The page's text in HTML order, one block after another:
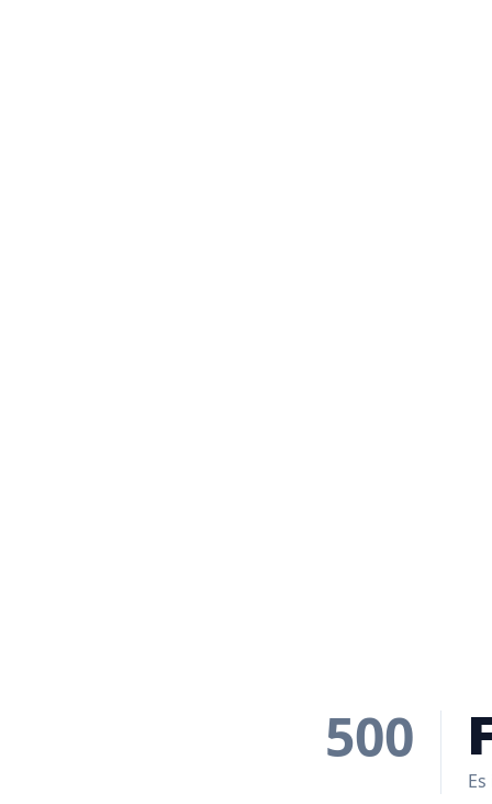
500